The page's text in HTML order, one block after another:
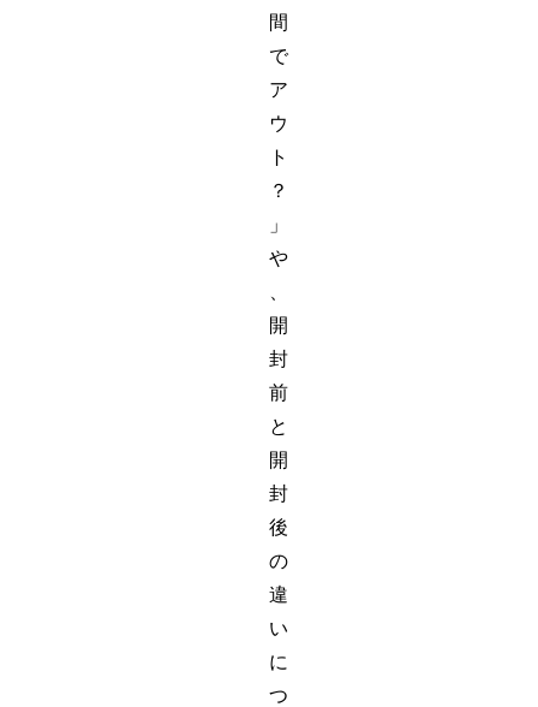
間
で
ア
ウ
ト
？
」
や
開
封
前
と
開
封
後
の
違
い
に
つ